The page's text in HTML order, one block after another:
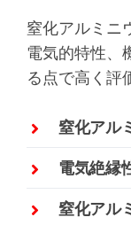
窒化アルミニ
電気的特性、
る点で高く評
窒化アル
電気絶縁
窒化アル